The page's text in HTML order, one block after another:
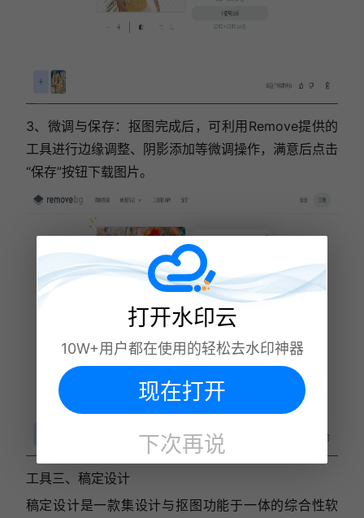
3、微调与保存：抠图完成后，可利用Remove提供的
工具进行边缘调整、阴影添加等微调操作，满意后点击
“保存”按钮下载图片。
工具三、 稿定设计
稿定设计是一款集设计与抠图功能于一体的综合性软
打开水印云
10W+用户都在使用的轻松去水印神器
现在打开
下次再说